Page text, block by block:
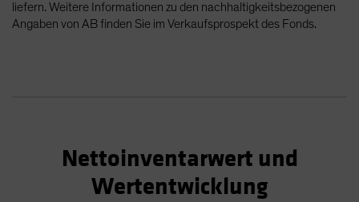
liefern. Weitere Informationen zu den nachhaltigkeitsbezogenen
Angaben von AB finden Sie im Verkaufsprospekt des Fonds.
Nettoinventarwert und
Wertentwicklung